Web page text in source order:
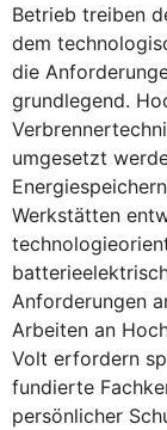
Betrieb treiben
dem
die
grundlegend.
umgesetzt
Werkstätten
Anforderungen
Arbeiten an
Volt erfordern
fundierte
persönlicher